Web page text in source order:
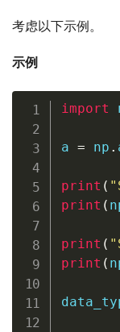
考虑以下示例。
示例
import
a = np .
print (
print (
print (
print (